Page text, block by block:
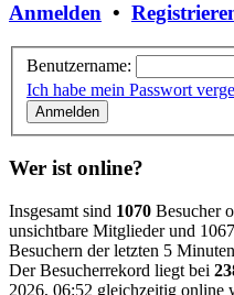
Anmelden •
Benutzername:
Ich habe mein Passwort
Wer ist online?
Insgesamt sind 1070 Besucher
unsichtbare Mitglieder und
Besuchern der letzten 5
Der Besucherrekord liegt bei
2026, 06:52 gleichzeitig online